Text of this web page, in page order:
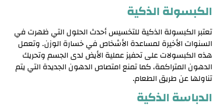
الكبسولة الذكية
تعتبر الكبسولة الذكية للتخسيس أحدث الحلول التي ظهرت في
السنوات الأخيرة لمساعدة الأشخاص في خسارة الوزن. وتعمل
هذه الكبسولات على تحفيز عملية الأيض لدى الجسم وتحريك
الدهون المتراكمة، كما تمنع امتصاص الدهون الجديدة التي يتم
تناولها عن طريق الطعام.
الدباسة الذكية